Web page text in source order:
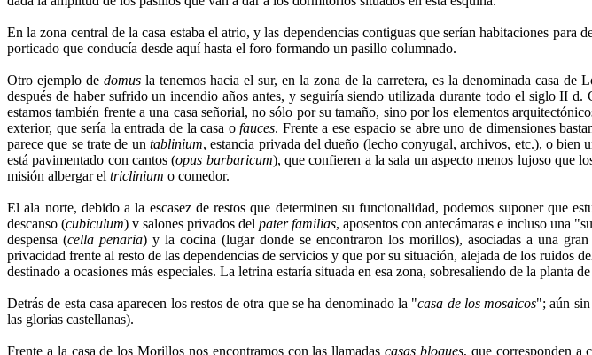
En la zona central de la casa estaba el atrio, y las dependencias contiguas que serían habitaciones
porticado que conducía desde aquí hasta el foro formando un pasillo columnado.
Otro ejemplo de domus la tenemos hacia el sur, en la zona de la carretera, es la denominada casa
después de haber sufrido un incendio años antes, y seguiría siendo utilizada durante todo el siglo II
estamos también frente a una casa señorial, no sólo por su tamaño, sino por los elementos
exterior, que sería la entrada de la casa ofauces. Frente a ese espacio se abre uno de dimensiones
parece que se trate de un tablinium, estancia privada del dueño (lecho conyugal, archivos, etc.), o bien
está pavimentado con cantos (opus barbaricum), que confieren a la sala un aspecto menos lujoso que
misión albergar el triclinium o comedor.
El ala norte, debido a la escasez de restos que determinen su funcionalidad, podemos suponer que
descanso (cubiculum) v salones privados del pater familias, aposentos con antecámaras e incluso una
despensa (cella penaria) y la cocina (lugar donde se encontraron los morillos), asociadas a una
privacidad frente al resto de las dependencias de servicios y que por su situación, alejada de los ruidos
destinado a ocasiones más especiales. La letrina estaría situada en esa zona, sobresaliendo de la planta de
Detrás de esta casa aparecen los restos de otra que se ha denominado la "casa de los mosaicos"; aún
las glorias castellanas).
Frente a la casa de los Morillos nos encontramos con las llamadascasas bloques, que corresponden a